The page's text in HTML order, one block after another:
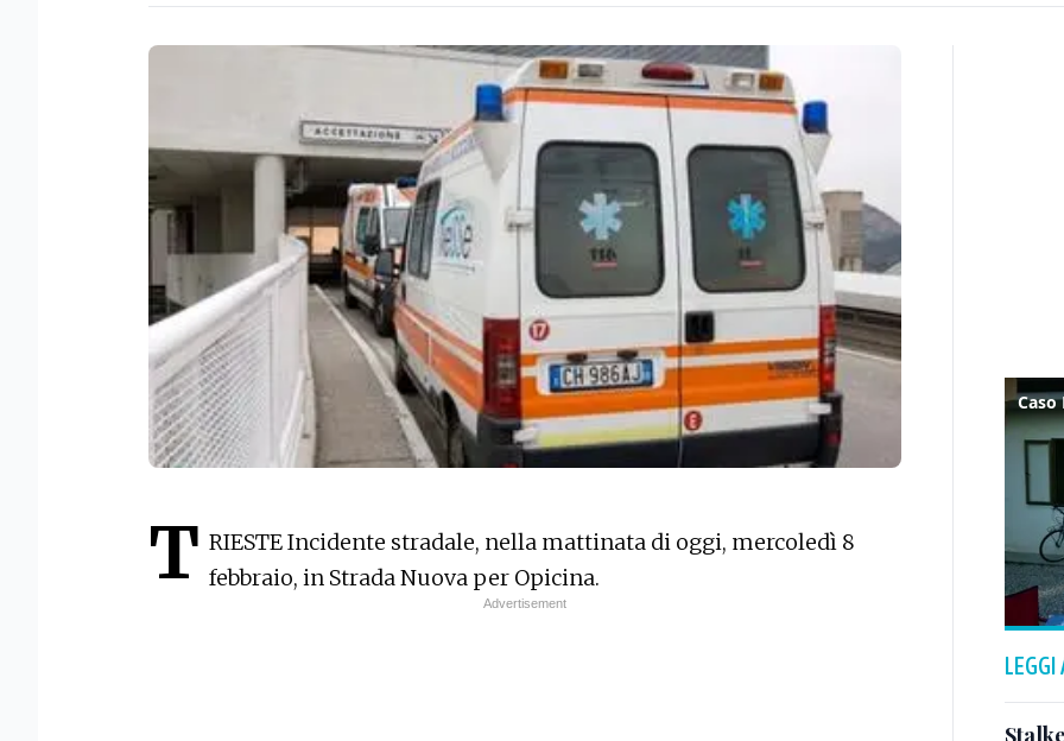
T RIESTE Incidente stradale, nella mattinata di oggi, mercoledì 8
febbraio, in Strada Nuova per Opicina.
LEGGI